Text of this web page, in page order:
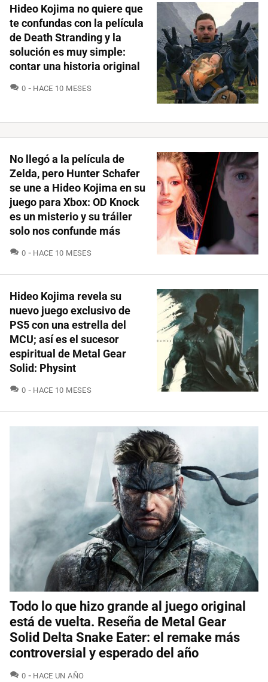
Hideo Kojima no quiere que
te confundas con la película
de Death Stranding y la
solución es muy simple:
contar una historia original
0 COMENTARIOS
HACE 10 MESES
No llegó a la película de
Zelda, pero Hunter Schafer
se une a Hideo Kojima en su
juego para Xbox: OD Knock
es un misterio y su tráiler
solo nos confunde más
0 COMENTARIOS
HACE 10 MESES
Hideo Kojima revela su
nuevo juego exclusivo de
PS5 con una estrella del
MCU; así es el sucesor
espiritual de Metal Gear
Solid: Physint
0 COMENTARIOS
HACE 10 MESES
Todo lo que hizo grande al juego original
está de vuelta. Reseña de Metal Gear
Solid Delta Snake Eater: el remake más
controversial y esperado del año
0 COMENTARIOS
HACE UN AÑO